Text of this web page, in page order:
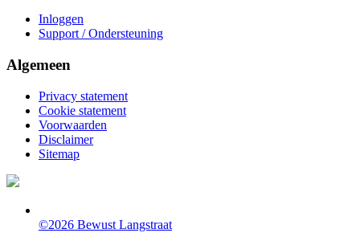
Inloggen
Support / Ondersteuning
Algemeen
Privacy statement
Cookie statement
Voorwaarden
Disclaimer
Sitemap
©2026 Bewust Langstraat